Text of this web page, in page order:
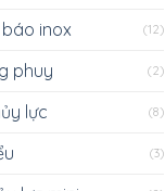
inox (12)
phuy (2)
lực (8)
(3)